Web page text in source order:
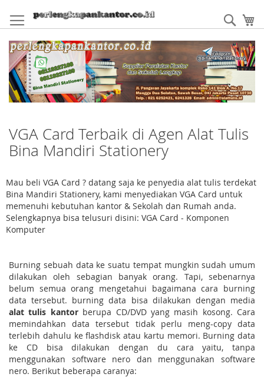
to
Content
VGA Card Terbaik di Agen Alat Tulis
Bina Mandiri Stationery
Mau beli VGA Card ? datang saja ke penyedia alat tulis terdekat
Bina Mandiri Stationery, kami menyediakan VGA Card untuk
memenuhi kebutuhan kantor & Sekolah dan Rumah anda.
Selengkapnya bisa telusuri disini: VGA Card - Komponen
Komputer
Burning sebuah data ke suatu tempat mungkin sudah umum
dilakukan oleh sebagian banyak orang. Tapi, sebenarnya
belum semua orang mengetahui bagaimana cara burning
data tersebut. burning data bisa dilakukan dengan media
alat tulis kantorberupa CD/DVD yang masih kosong. Cara
memindahkan data tersebut tidak perlu meng-copy data
terlebih dahulu ke flashdisk atau kartu memori. Burning data
ke CD bisa dilakukan dengan du cara yaitu, tanpa
menggunakan software nero dan menggunakan software
nero. Berikut beberapa caranya: